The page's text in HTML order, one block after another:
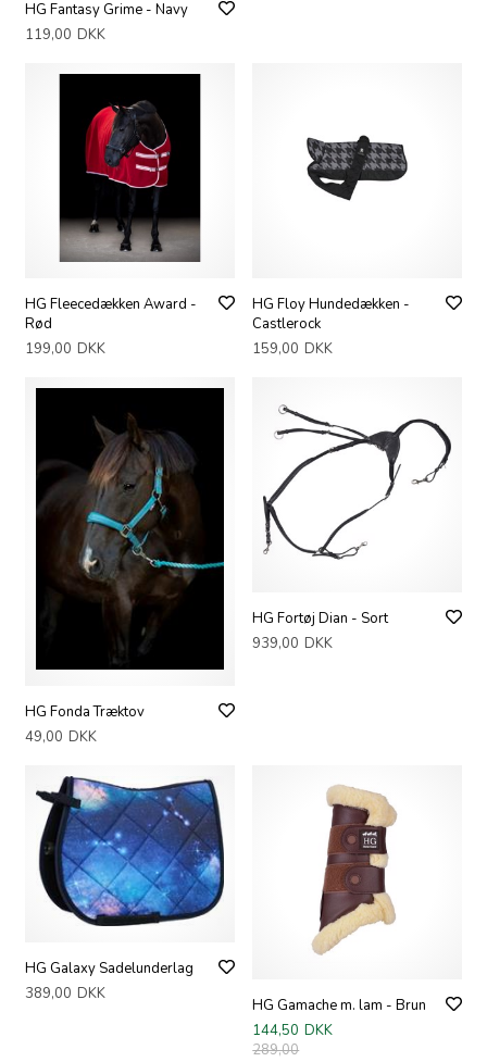
HG Fantasy Grime - Navy
119,00 DKK
HG Fleecedækken Award -
Rød
199,00 DKK
HG Floy Hundedækken -
Castlerock
159,00 DKK
HG Fonda Træktov
49,00 DKK
HG Fortøj Dian - Sort
939,00 DKK
HG Galaxy Sadelunderlag
389,00 DKK
HG Gamache m. lam - Brun
144,50 DKK
289,00